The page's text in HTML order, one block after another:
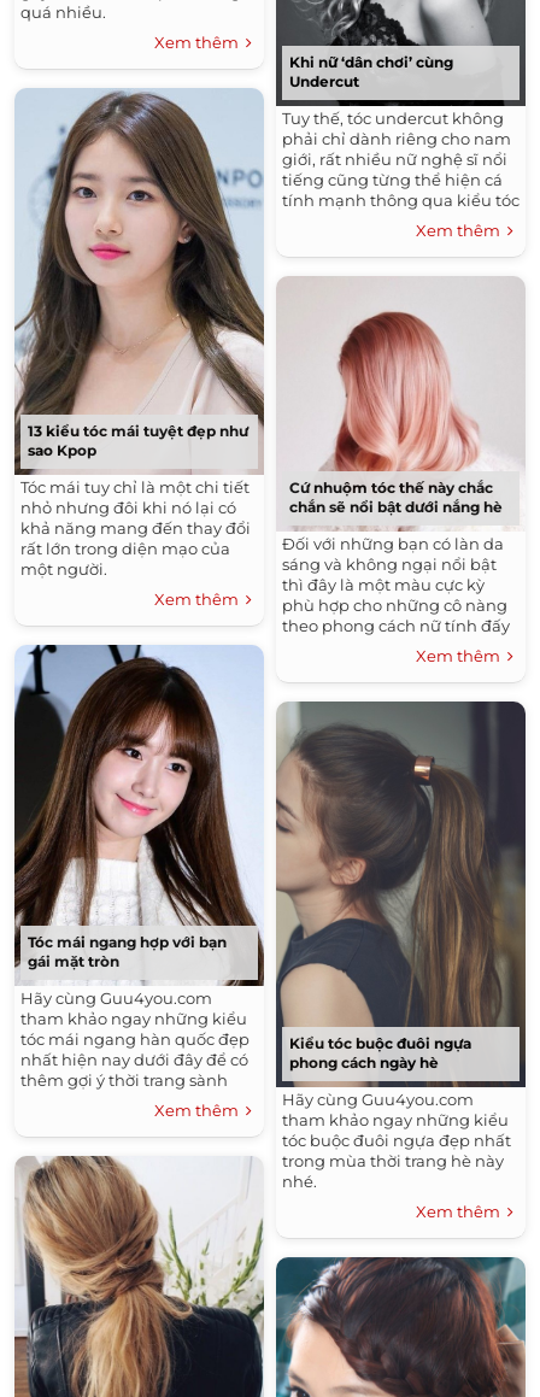
quá nhiều.
Xem thêm
13 kiểu tóc mái tuyệt đẹp như
sao Kpop
Tóc mái tuy chỉ là một chi tiết
nhỏ nhưng đôi khi nó lại có
khả năng mang đến thay đổi
rất lớn trong diện mạo của
một người.
Xem thêm
Tóc mái ngang hợp với bạn
gái mặt tròn
Hãy cùng Guu4you.com
tham khảo ngay những kiểu
tóc mái ngang hàn quốc đẹp
nhất hiện nay dưới đây để có
thêm gợi ý thời trang sành
Xem thêm
Khi nữ ‘dân chơi’ cùng
Undercut
Tuy thế, tóc undercut không
phải chỉ dành riêng cho nam
giới, rất nhiều nữ nghệ sĩ nổi
tiếng cũng từng thể hiện cá
tính mạnh thông qua kiểu tóc
Xem thêm
Cứ nhuộm tóc thế này chắc
chắn sẽ nổi bật dưới nắng hè
Đối với những bạn có làn da
sáng và không ngại nổi bật
thì đây là một màu cực kỳ
phù hợp cho những cô nàng
theo phong cách nữ tính đấy
nhé. Màu hồng có tông rất
sáng khiến cho gương mặt
bạn trông trắng lên tức thì.
Xem thêm
Kiểu tóc buộc đuôi ngựa
phong cách ngày hè
Hãy cùng Guu4you.com
tham khảo ngay những kiểu
tóc buộc đuôi ngựa đẹp nhất
trong mùa thời trang hè này
nhé.
Xem thêm